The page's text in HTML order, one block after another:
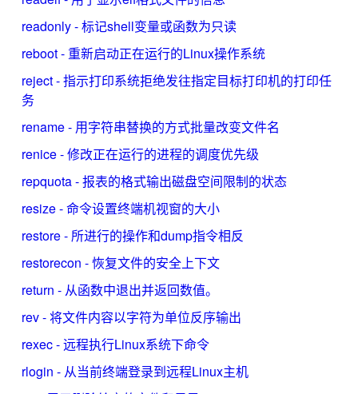
readonly - 标记shell变量或函数为只读
reboot - 重新启动正在运行的Linux操作系统
reject - 指示打印系统拒绝发往指定目标打印机的打印任
务
rename - 用字符串替换的方式批量改变文件名
renice - 修改正在运行的进程的调度优先级
repquota - 报表的格式输出磁盘空间限制的状态
resize - 命令设置终端机视窗的大小
restore - 所进行的操作和dump指令相反
restorecon - 恢复文件的安全上下文
return - 从函数中退出并返回数值。
rev - 将文件内容以字符为单位反序输出
rexec - 远程执行Linux系统下命令
rlogin - 从当前终端登录到远程Linux主机